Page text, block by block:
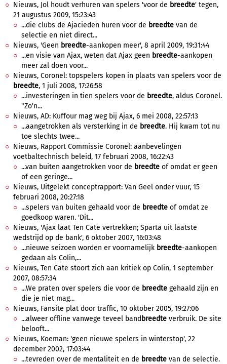
Nieuws, Jol houdt verhuren van spelers 'voor de breedte' tegen,
21 augustus 2009, 15:23:43
...die clubs de Ajacieden huren voor de breedte van de
selectie en niet direct...
Nieuws, 'Geen breedte-aankopen meer', 8 april 2009, 19:31:44
...en visie van Ajax, weten dat Ajax geen breedte-aankopen
meer zal doen voor...
Nieuws, Coronel: topspelers kopen in plaats van spelers voor de
breedte, 1 juli 2008, 17:26:58
...investeringen in tien spelers voor de breedte, aldus Coronel.
"Zo'n...
Nieuws, AD: Kuffour mag weg bij Ajax, 6 mei 2008, 22:57:13
...aangetrokken als versterking in de breedte. Hij kwam tot nu
toe slechts twee...
Nieuws, Rapport Commissie Coronel: aanbevelingen
voetbaltechnisch beleid, 17 februari 2008, 16:22:43
...van buiten aangetrokken voor de breedte of omdat er geen
of een geringe...
Nieuws, Uitgelekt conceptrapport: Van Geel onder vuur, 15
februari 2008, 20:27:18
...spelers van buiten gehaald voor de breedte of omdat ze
goedkoop waren. 'Dit...
Nieuws, 'Ajax laat Ten Cate vertrekken; Sparta uit laatste
wedstrijd op de bank', 6 oktober 2007, 16:03:48
...nieuwe seizoen worden er voornamelijk breedte-aankopen
gedaan als Colin,...
Nieuws, Ten Cate stoort zich aan kritiek op Colin, 1 september
2007, 08:57:34
...We praten over spelers die voor de breedte gehaald zijn en
die je niet mag...
Nieuws, Fansite plat door traffic, 10 oktober 2005, 19:27:06
...alweer offline vanwege teveel band breedte verbruik. De site
belooft...
Nieuws, Koeman: 'geen nieuwe spelers in winterstop', 22
december 2002, 17:03:44
...tevreden over de mentaliteit en de breedte van de selectie.